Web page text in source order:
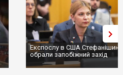
Експослу в США
обрали запобіжний захід